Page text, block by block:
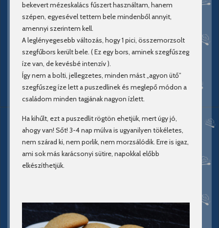
bekevert mézeskalács fűszert használtam, hanem
szépen, egyesével tettem bele mindenből annyit,
amennyi szerintem kell.
A leglényegesebb változás, hogy 1 pici, összemorzsolt
szegfűbors került bele. ( Ez egy bors, aminek szegfűszeg
íze van, de kevésbé intenzív ).
Így nem a bolti, jellegzetes, minden mást „agyon ütő”
szegfűszeg íze lett a puszedlinek és meglepő módon a
családom minden tagjának nagyon ízlett.
Ha kihűlt, ezt a puszedlit rögtön ehetjük, mert úgy jó,
ahogy van! Sőt! 3-4 nap múlva is ugyanilyen tökéletes,
nem szárad ki, nem porlik, nem morzsálódik. Erre is igaz,
ami sok más karácsonyi sütire, napokkal előbb
elkészíthetjük.